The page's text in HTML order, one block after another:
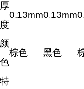
厚
度
0.13mm0.13mm
颜
色
棕色 黑色
特